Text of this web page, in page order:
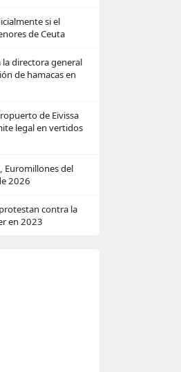
si el
de Ceuta
la directora general
de hamacas en
de Eivissa
legal en vertidos
Euromillones del
2026
contra la
en 2023